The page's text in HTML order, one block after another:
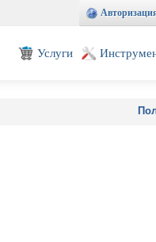
Услуги